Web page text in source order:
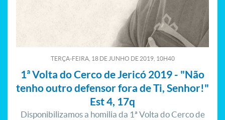
TERÇA-FEIRA, 18DEJUNHO DE2019, 10H40
1ª Volta do Cerco de Jericó 2019 - "Não
tenho outro defensor fora de Ti, Senhor!"
Est 4, 17q
Disponibilizamos a homilia da 1ª Volta do Cerco de